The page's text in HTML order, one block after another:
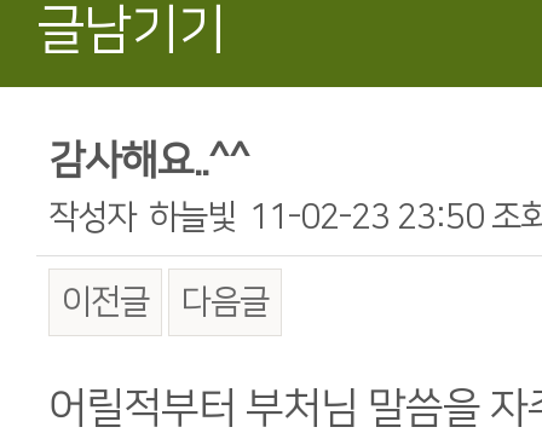
글남기기
감사해요..^^
작성자 하늘빛 11-02-23 23:50 조
이전글 다음글
본문
어릴적부터 부처님 말씀을